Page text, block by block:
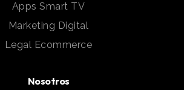
Apps Smart TV
Marketing Digital
Legal Ecommerce
Nosotros